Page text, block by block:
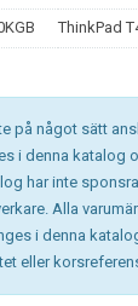
ThinkPad
på något sätt
i denna katalog
har inte
Alla
i denna
eller